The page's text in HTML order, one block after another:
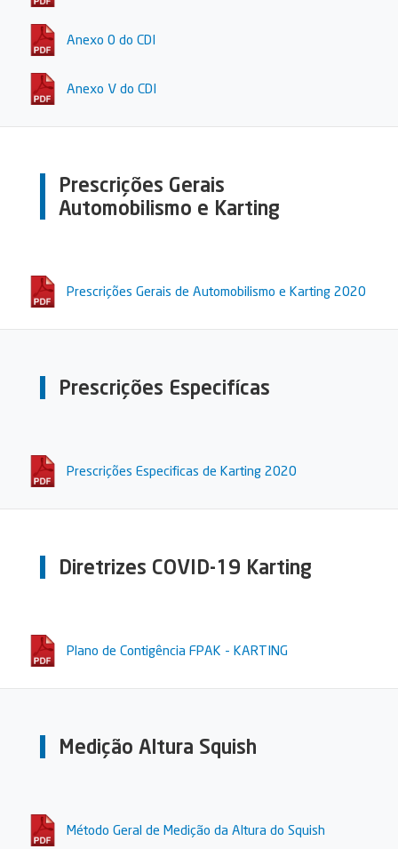
Anexo 0 do CDI
Anexo V do CDI
Prescrições Gerais
Automobilismo e Karting
Prescrições Gerais de Automobilismo e Karting 2020
Prescrições Especifícas
Prescrições Especificas de Karting 2020
Diretrizes COVID-19 Karting
Plano de Contigência FPAK - KARTING
Medição Altura Squish
Método Geral de Medição da Altura do Squish